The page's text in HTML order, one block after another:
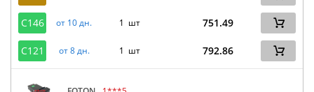
C146 от 10 дн. 1 шт 751.49
C121 от 8 дн. 1 шт 792.86